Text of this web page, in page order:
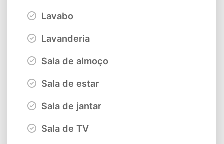
Lavabo
Lavanderia
Sala de almoço
Sala de estar
Sala de jantar
Sala de TV